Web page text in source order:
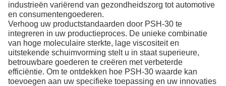
industrieën variërend van gezondheidszorg tot automotive
en consumentengoederen.
Verhoog uw productstandaarden door PSH-30 te
integreren in uw productieproces. De unieke combinatie
van hoge moleculaire sterkte, lage viscositeit en
uitstekende schuimvorming stelt u in staat superieure,
betrouwbare goederen te creëren met verbeterde
efficiëntie. Om te ontdekken hoe PSH-30 waarde kan
toevoegen aan uw specifieke toepassing en uw innovaties